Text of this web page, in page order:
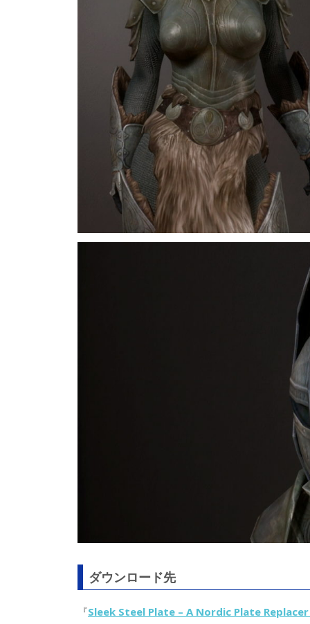
ダウンロード先
『Sleek Steel Plate – A Nordic Plate Replacer